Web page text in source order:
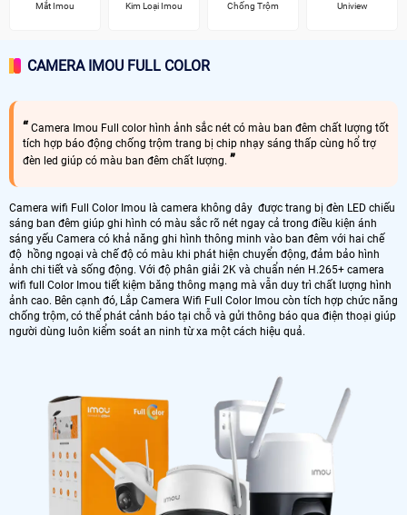
Mắt Imou
Kim Loại Imou
Chống Trộm
Uniview
CAMERA IMOU FULL COLOR
Camera Imou Full color hình ảnh sắc nét có màu ban đêm chất lượng tốt
tích hợp báo động chống trộm trang bị chip nhạy sáng thấp cùng hổ trợ
đèn led giúp có màu ban đêm chất lượng.
Camera wifi Full Color Imou là camera không dây được trang bị đèn LED chiếu
sáng ban đêm giúp ghi hình có màu sắc rõ nét ngay cả trong điều kiện ánh
sáng yếu Camera có khả năng ghi hình thông minh vào ban đêm với hai chế
độ hồng ngoại và chế độ có màu khi phát hiện chuyển động, đảm bảo hình
ảnh chi tiết và sống động. Với độ phân giải 2K và chuẩn nén H.265+ camera
wifi full Color Imou tiết kiệm băng thông mạng mà vẫn duy trì chất lượng hình
ảnh cao. Bên cạnh đó, Lắp Camera Wifi Full Color Imou còn tích hợp chức năng
chống trộm, có thể phát cảnh báo tại chỗ và gửi thông báo qua điện thoại giúp
người dùng luôn kiểm soát an ninh từ xa một cách hiệu quả.